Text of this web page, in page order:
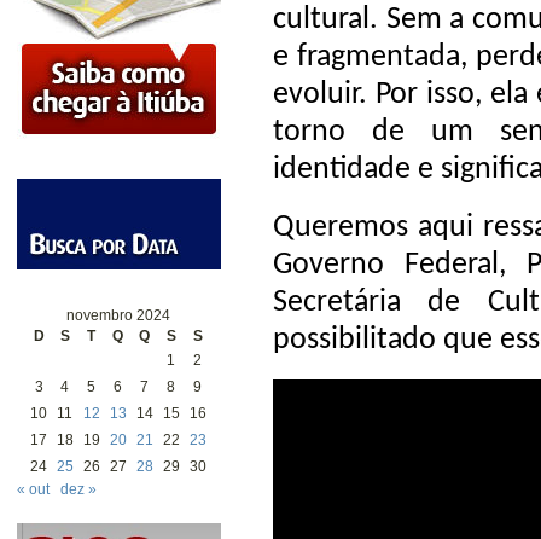
novembro 2024
D
S T Q Q S
S
1
2
3
4 5 6 7 8
9
10
11 12 13 14 15
16
17
18 19 20 21 22
23
24 25 26 27 28 29
30
« out
dez »
cultural. Sem a
e fragmentada,
evoluir. Por isso,
torno de um
identidade e
Queremos aqui
Governo Federal,
Secretária de
possibilitado que